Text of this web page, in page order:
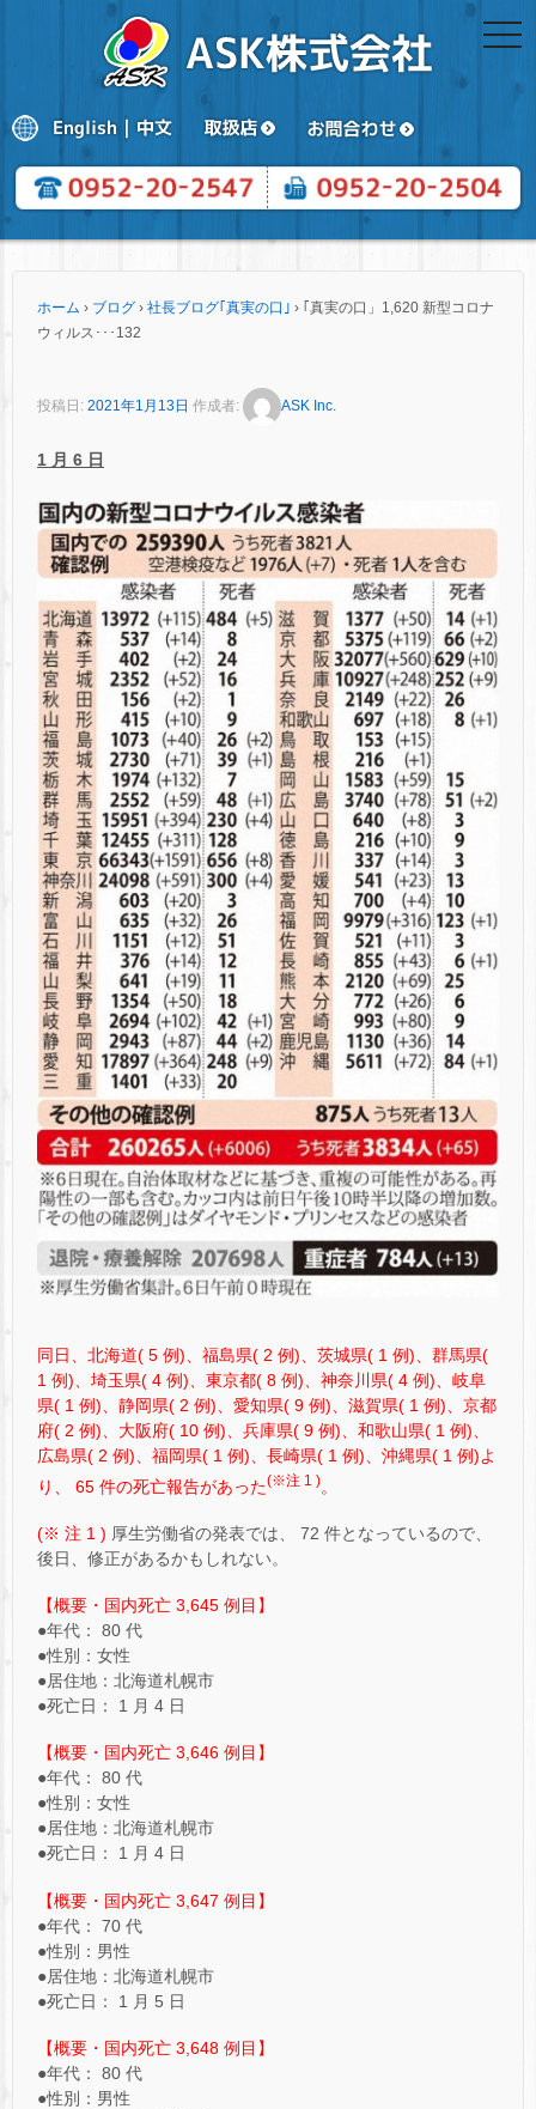
ホーム › ブログ › 社長ブログ｢真実の口｣ › ｢真実の口」1,620 新型コロナ
ウィルス･･･132
投稿日: 2021年1月13日 作成者: ASK Inc.
1 月 6 日
同日、北海道( 5 例)、福島県( 2 例)、茨城県( 1 例)、群馬県(
1 例)、埼玉県( 4 例)、東京都( 8 例)、神奈川県( 4 例)、岐阜
県( 1 例)、静岡県( 2 例)、愛知県( 9 例)、滋賀県( 1 例)、京都
府( 2 例)、大阪府( 10 例)、兵庫県( 9 例)、和歌山県( 1 例)、
広島県( 2 例)、福岡県( 1 例)、長崎県( 1 例)、沖縄県( 1 例)よ
り、 65 件の死亡報告があった(※注 1 )。
(※ 注 1 ) 厚生労働省の発表では、 72 件となっているので、
後日、修正があるかもしれない。
【概要・国内死亡 3,645 例目】
●年代： 80 代
●性別：女性
●居住地：北海道札幌市
●死亡日： 1 月 4 日
【概要・国内死亡 3,646 例目】
●年代： 80 代
●性別：女性
●居住地：北海道札幌市
●死亡日： 1 月 4 日
【概要・国内死亡 3,647 例目】
●年代： 70 代
●性別：男性
●居住地：北海道札幌市
●死亡日： 1 月 5 日
【概要・国内死亡 3,648 例目】
●年代： 80 代
●性別：男性